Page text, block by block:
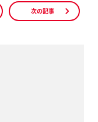
次の記事